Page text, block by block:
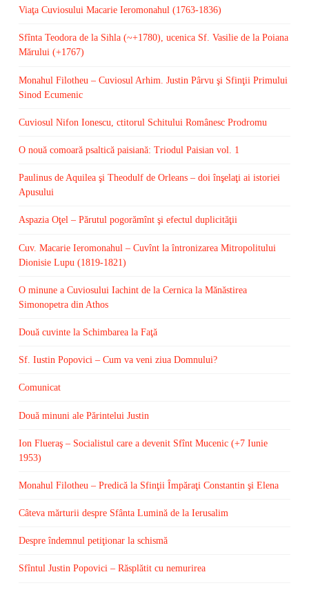
Viaţa Cuviosului Macarie Ieromonahul (1763-1836)
Sfînta Teodora de la Sihla (~+1780), ucenica Sf. Vasilie de la Poiana
Mărului (+1767)
Monahul Filotheu – Cuviosul Arhim. Justin Pârvu şi Sfinţii Primului
Sinod Ecumenic
Cuviosul Nifon Ionescu, ctitorul Schitului Românesc Prodromu
O nouă comoară psaltică paisiană: Triodul Paisian vol. 1
Paulinus de Aquilea şi Theodulf de Orleans – doi înşelaţi ai istoriei
Apusului
Aspazia Oţel – Părutul pogorămînt şi efectul duplicităţii
Cuv. Macarie Ieromonahul – Cuvînt la întronizarea Mitropolitului
Dionisie Lupu (1819-1821)
O minune a Cuviosului Iachint de la Cernica la Mănăstirea
Simonopetra din Athos
Două cuvinte la Schimbarea la Faţă
Sf. Iustin Popovici – Cum va veni ziua Domnului?
Comunicat
Două minuni ale Părintelui Justin
Ion Flueraş – Socialistul care a devenit Sfînt Mucenic (+7 Iunie
1953)
Monahul Filotheu – Predică la Sfinţii Împăraţi Constantin şi Elena
Câteva mărturii despre Sfânta Lumină de la Ierusalim
Despre îndemnul petiţionar la schismă
Sfîntul Justin Popovici – Răsplătit cu nemurirea